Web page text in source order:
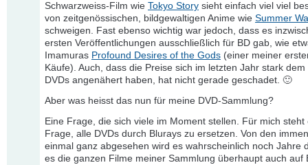
Schwarzweiss-Film wie Tokyo Story sieht einfach viel viel
von zeitgenössischen, bildgewaltigen Anime wie Summer
schweigen. Fast ebenso wichtig war jedoch, dass es
ersten Veröffentlichungen ausschließlich für BD gab, wie
Imamuras Profound Desires of the Gods (einer meiner
Käufe). Auch, dass die Preise sich im letzten Jahr stark
DVDs angenähert haben, hat nicht gerade geschadet. 🙂
Aber was heisst das nun für meine DVD-Sammlung?
Eine Frage, die sich viele im Moment stellen. Für mich steht
Frage, alle DVDs durch Blurays zu ersetzen. Von den
einmal ganz abgesehen wird es wahrscheinlich noch Jahre
es die ganzen Filme meiner Sammlung überhaupt auch auf